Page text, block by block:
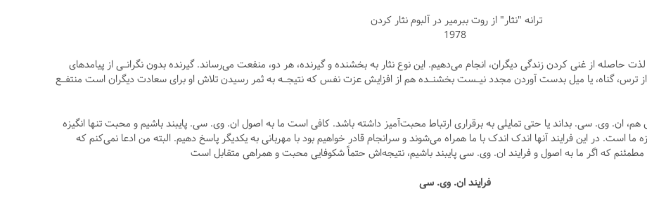
ترانه "نثار" از روت ببرمیر در آلبوم نثار کردن
1978
حاصله از غنی کردن زندگی دیگران، انجام می‌دهیم. این نوع نثار به بخشنده و گیرنده، هر دو، منفعت می‌رساند. گیرنده بدون نگرانـی از پیامدهای
ترس، گناه، یا میل بدست آوردن مجدد نیـست بخشنـده هم از افزایش عزت نفس که نتیجـه به ثمر رسیدن تلاش او برای سعادت دیگران است منتفـع
ان. وی. سی. بداند یا حتی تمایلی به برقراری ارتباط محبت‌آمیز داشته باشد. کافی است ما به اصول ان. وی. سی. پایبند باشیم و محبت تنها انگیزه
ما است. در این فرایند آنها اندک اندک با ما همراه می‌شوند و سرانجام قادر خواهیم بود با مهربانی به یکدیگر پاسخ دهیم. البته من ادعا نمی‌کنم که
که اگر ما به اصول و فرایند ان. وی. سی پایبند باشیم، نتیجه‌اش حتماً شکوفایی محبت و همراهی متقابل است
فرایند ان. وی. سی